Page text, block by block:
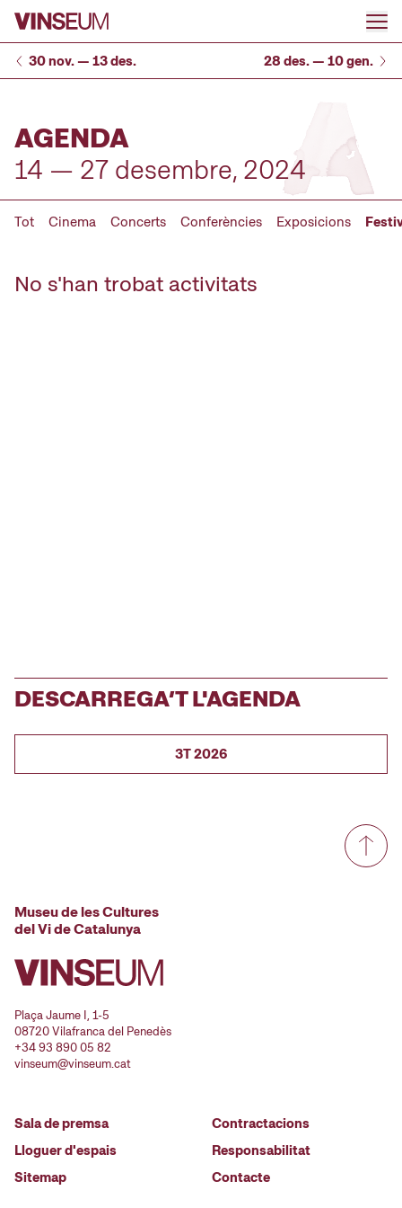
Anar al contingut
30 nov. — 13 des. 28 des. — 10 gen.
AGENDA
14 — 27 desembre, 2024
Tot Cinema Concerts Conferències Exposicions
No s'han trobat activitats
DESCARREGA’T L'AGENDA
3T 2026
Museu de les Cultures
del Vi de Catalunya
Plaça Jaume I, 1-5
08720 Vilafranca del Penedès
+34 93 890 05 82
vinseum@vinseum.cat
Sala de premsa
Lloguer d'espais
Sitemap
Contractacions
Responsabilitat
Contacte